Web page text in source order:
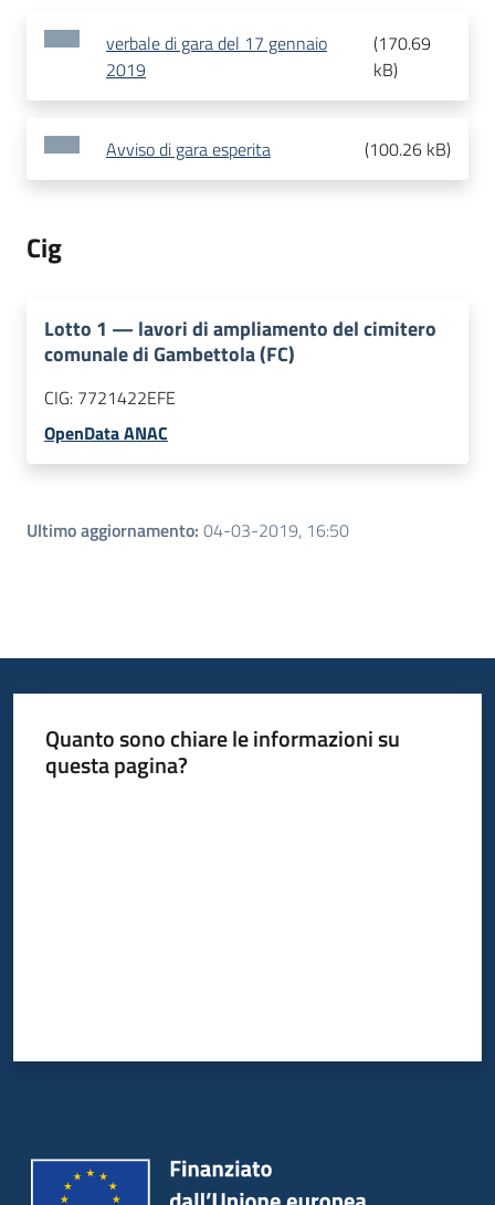
verbale di gara del 17 gennaio
2019
(170.69
kB)
Avviso di gara esperita (100.26 kB)
Cig
Lotto 1 — lavori di ampliamento del cimitero
comunale di Gambettola (FC)
CIG: 7721422EFE
OpenData ANAC
Ultimo aggiornamento: 04-03-2019, 16:50
Quanto sono chiare le informazioni su
questa pagina?